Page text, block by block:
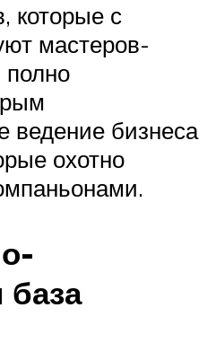
которые с
мастеров-
полно
ведение бизнеса
охотно
база